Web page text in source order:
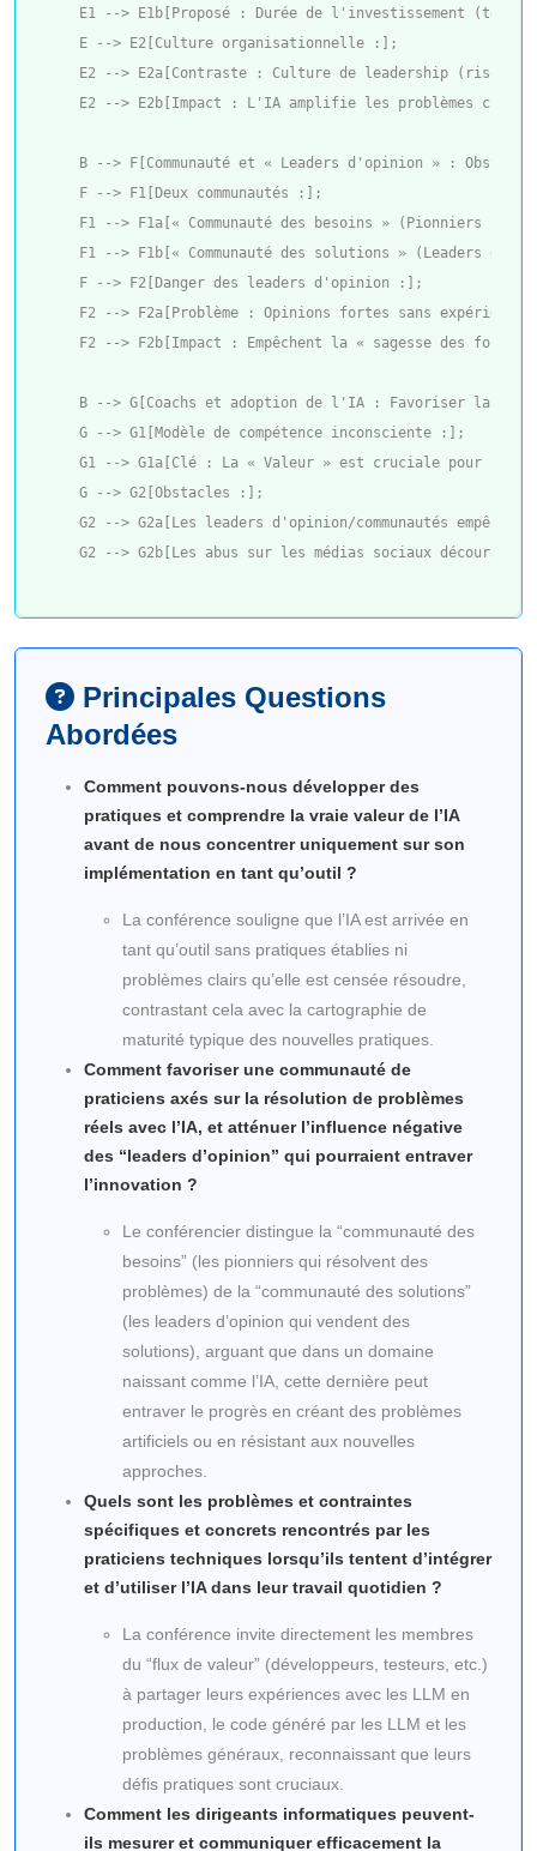
E1 --> E1b[Proposé : Durée de l'investissement
    E --> E2[Culture organisationnelle :];
E2 --> E2a[Contraste : Culture de leadership (risque
E2 --> E2b[Impact : L'IA amplifie les problèmes
B --> F[Communauté et « Leaders d'opinion » :
    F --> F1[Deux communautés :];
F1 --> F1a[« Communauté des besoins » (Pionniers :
F1 --> F1b[« Communauté des solutions » (Leaders
    F --> F2[Danger des leaders d'opinion :];
F2 --> F2a[Problème : Opinions fortes sans
F2 --> F2b[Impact : Empêchent la « sagesse des
B --> G[Coachs et adoption de l'IA : Favoriser la
    G --> G1[Modèle de compétence inconsciente :];
G1 --> G1a[Clé : La « Valeur » est cruciale pour
    G --> G2[Obstacles :];
G2 --> G2a[Les leaders d'opinion/communautés
Principales Questions
Abordées
Comment pouvons-nous développer des
pratiques et comprendre la vraie valeur de l’IA
avant de nous concentrer uniquement sur son
implémentation en tant qu’outil ?
La conférence souligne que l’IA est arrivée en
tant qu’outil sans pratiques établies ni
problèmes clairs qu’elle est censée résoudre,
contrastant cela avec la cartographie de
maturité typique des nouvelles pratiques.
Comment favoriser une communauté de
praticiens axés sur la résolution de problèmes
réels avec l’IA, et atténuer l’influence négative
des “leaders d’opinion” qui pourraient entraver
l’innovation ?
Le conférencier distingue la “communauté des
besoins” (les pionniers qui résolvent des
problèmes) de la “communauté des solutions”
(les leaders d’opinion qui vendent des
solutions), arguant que dans un domaine
naissant comme l’IA, cette dernière peut
entraver le progrès en créant des problèmes
artificiels ou en résistant aux nouvelles
approches.
Quels sont les problèmes et contraintes
spécifiques et concrets rencontrés par les
praticiens techniques lorsqu’ils tentent d’intégrer
et d’utiliser l’IA dans leur travail quotidien ?
La conférence invite directement les membres
du “flux de valeur” (développeurs, testeurs, etc.)
à partager leurs expériences avec les LLM en
production, le code généré par les LLM et les
problèmes généraux, reconnaissant que leurs
défis pratiques sont cruciaux.
Comment les dirigeants informatiques peuvent-
ils mesurer et communiquer efficacement la